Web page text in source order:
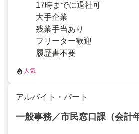
17時までに退社可
大手企業
残業手当あり
フリーター歓迎
履歴書不要
人気
アルバイト・パート
一般事務／市民窓口課（会計